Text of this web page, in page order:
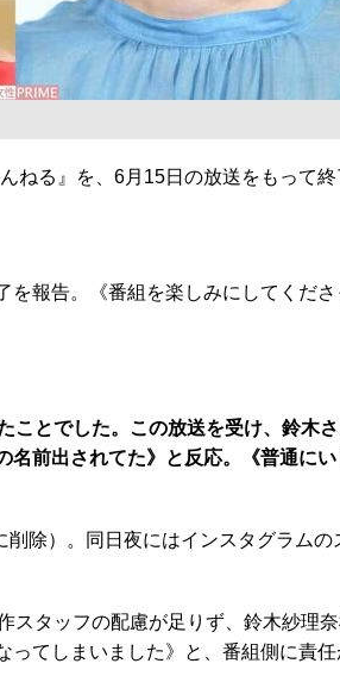
ねる』を、6月15日の放送をもって終
報告。《番組を楽しみにしてくだ
とでした。この放送を受け、鈴木
前出されてた》と反応。《普通に
）。同日夜にはインスタグラム
タッフの配慮が足りず、鈴木紗理
てしまいました》と、番組側に責任